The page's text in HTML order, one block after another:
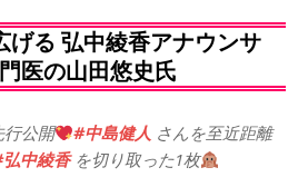
げる 弘中綾香アナウンサ
医の山田悠史氏
行公開 #中島健人 さんを至近距離
中綾香を切り取った1枚